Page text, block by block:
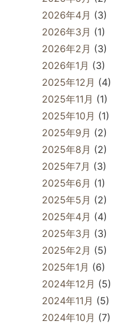
2026年4月 (3)
2026年3月 (1)
2026年2月 (3)
2026年1月 (3)
2025年12月 (4)
2025年11月 (1)
2025年10月 (1)
2025年9月 (2)
2025年8月 (2)
2025年7月 (3)
2025年6月 (1)
2025年5月 (2)
2025年4月 (4)
2025年3月 (3)
2025年2月 (5)
2025年1月 (6)
2024年12月 (5)
2024年11月 (5)
2024年10月 (7)